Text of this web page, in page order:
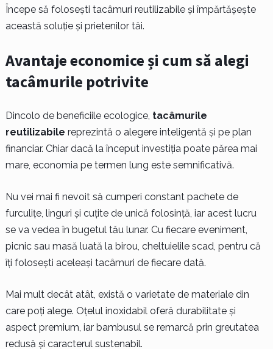
Începe să folosești tacâmuri reutilizabile și împărtășește
această soluție și prietenilor tăi.
Avantaje economice și cum să alegi
tacâmurile potrivite
Dincolo de beneficiile ecologice, tacâmurile
reutilizabile reprezintă o alegere inteligentă și pe plan
financiar. Chiar dacă la început investiția poate părea mai
mare, economia pe termen lung este semnificativă.
Nu vei mai fi nevoit să cumperi constant pachete de
furculițe, linguri și cuțite de unică folosință, iar acest lucru
se va vedea în bugetul tău lunar. Cu fiecare eveniment,
picnic sau masă luată la birou, cheltuielile scad, pentru că
îți folosești aceleași tacâmuri de fiecare dată.
Mai mult decât atât, există o varietate de materiale din
care poți alege. Oțelul inoxidabil oferă durabilitate și
aspect premium, iar bambusul se remarcă prin greutatea
redusă și caracterul sustenabil.